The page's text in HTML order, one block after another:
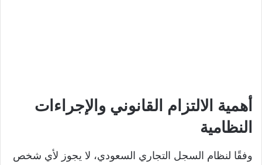
أهمية الالتزام القانوني والإجراءات
النظامية
وفقًا لنظام السجل التجاري السعودي، لا يجوز لأي شخص